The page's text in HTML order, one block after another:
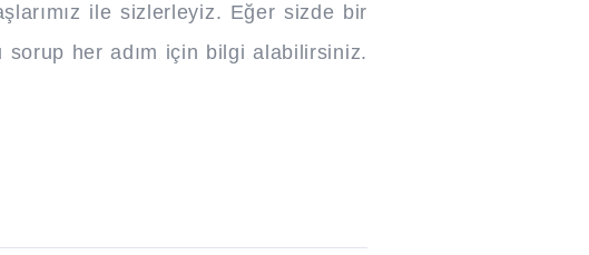
ile sizlerleyiz. Eğer sizde bir
her adım için bilgi alabilirsiniz.